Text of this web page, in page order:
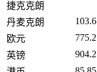
捷克克朗
丹麦克朗
欧元
775.2
英镑